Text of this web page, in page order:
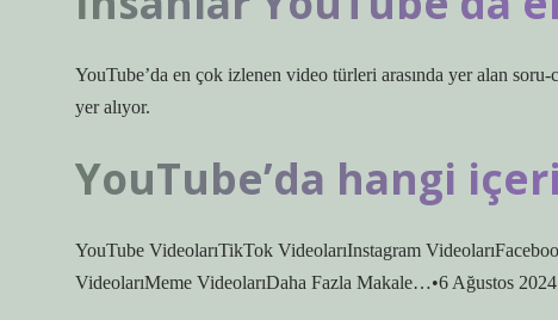
YouTube’da en çok izlenen video türleri arasında yer alan
yer alıyor.
YouTube’da hangi
YouTube VideolarıTikTok VideolarıInstagram
VideolarıMeme VideolarıDaha Fazla Makale…•6 Ağustos 2024